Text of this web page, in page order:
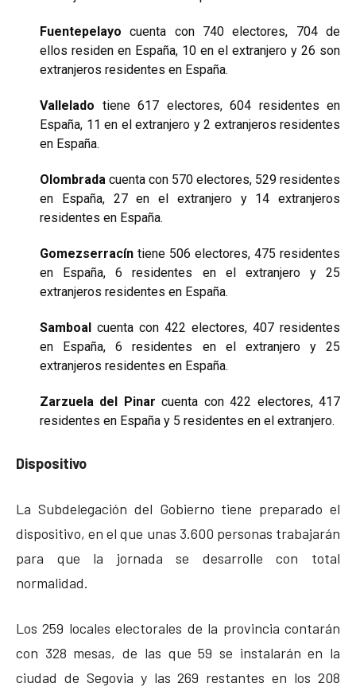
Fuentepelayo cuenta con 740 electores, 704 de
ellos residen en España, 10 en el extranjero y 26 son
extranjeros residentes en España.
Vallelado tiene 617 electores, 604 residentes en
España, 11 en el extranjero y 2 extranjeros residentes
en España.
Olombrada cuenta con 570 electores, 529 residentes
en España, 27 en el extranjero y 14 extranjeros
residentes en España.
Gomezserracín tiene 506 electores, 475 residentes
en España, 6 residentes en el extranjero y 25
extranjeros residentes en España.
Samboal cuenta con 422 electores, 407 residentes
en España, 6 residentes en el extranjero y 25
extranjeros residentes en España.
Zarzuela del Pinar cuenta con 422 electores, 417
residentes en España y 5 residentes en el extranjero.
Dispositivo
La Subdelegación del Gobierno tiene preparado el
dispositivo, en el que unas 3.600 personas trabajarán
para que la jornada se desarrolle con total
normalidad.
Los 259 locales electorales de la provincia contarán
con 328 mesas, de las que 59 se instalarán en la
ciudad de Segovia y las 269 restantes en los 208